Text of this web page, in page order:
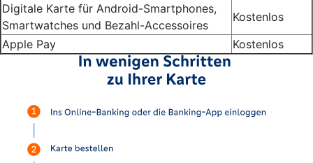
Digitale Karte für Android-Smartphones,
Smartwatches und Bezahl-Accessoires
Kostenlos
Apple Pay
Kostenlos